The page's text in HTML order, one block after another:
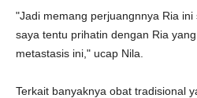
"Jadi memang perjuangnnya Ria ini
saya tentu prihatin dengan Ria
metastasis ini," ucap Nila.
Terkait banyaknya obat tradisional